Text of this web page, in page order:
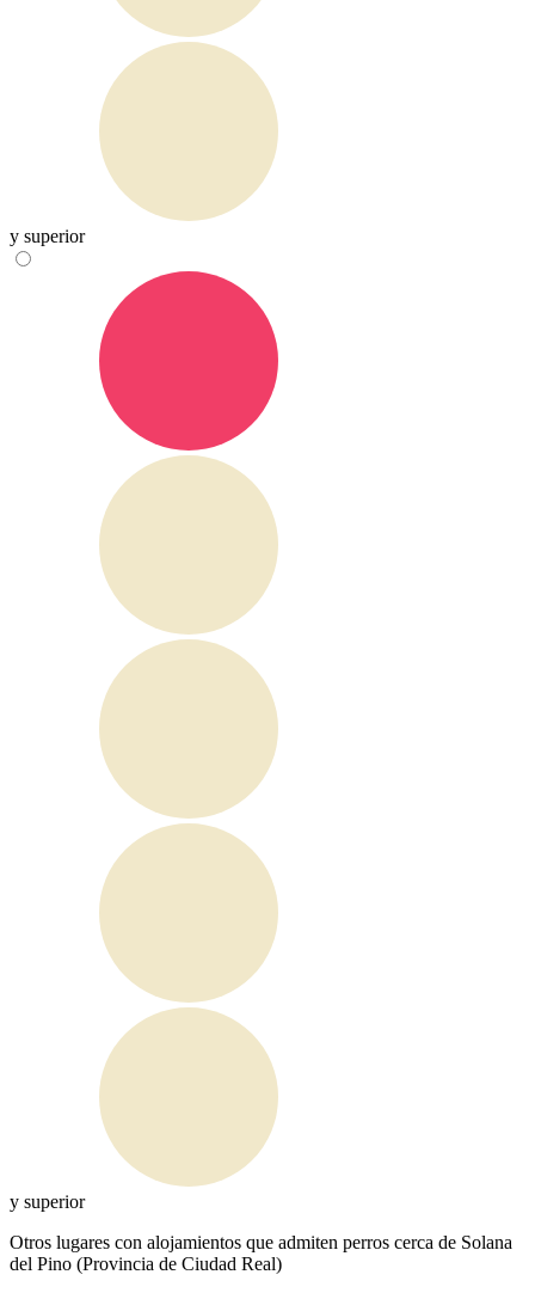
y superior
y superior
Otros lugares con alojamientos que admiten perros cerca de Solana
del Pino (Provincia de Ciudad Real)